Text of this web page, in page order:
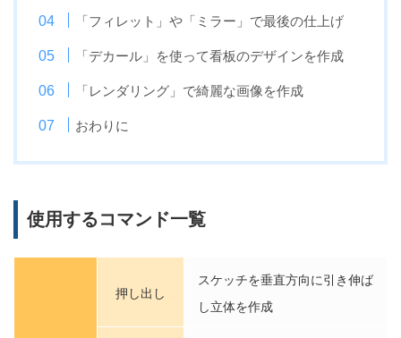
「フィレット」や「ミラー」で最後の仕上げ
「デカール」を使って看板のデザインを作成
「レンダリング」で綺麗な画像を作成
おわりに
使用するコマンド一覧
押し出し
スケッチを垂直方向に引き伸ば
し立体を作成